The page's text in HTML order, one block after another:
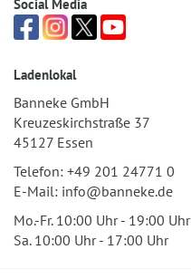
Social Media
Ladenlokal
Banneke GmbH
Kreuzeskirchstraße 37
45127 Essen
Telefon: +49 201 24771 0
E-Mail: info@banneke.de
Mo.-Fr. 10:00 Uhr - 19:00 Uhr
Sa. 10:00 Uhr - 17:00 Uhr